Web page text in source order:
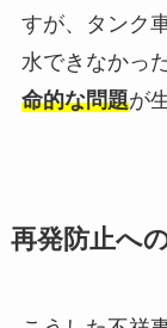
すが、タンク
水できなかっ
命的な問題が
再発防止へ